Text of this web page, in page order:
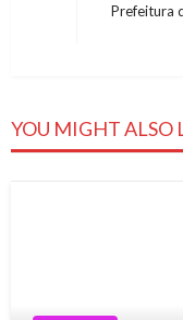
Prefeitura
YOU MIGHT ALSO